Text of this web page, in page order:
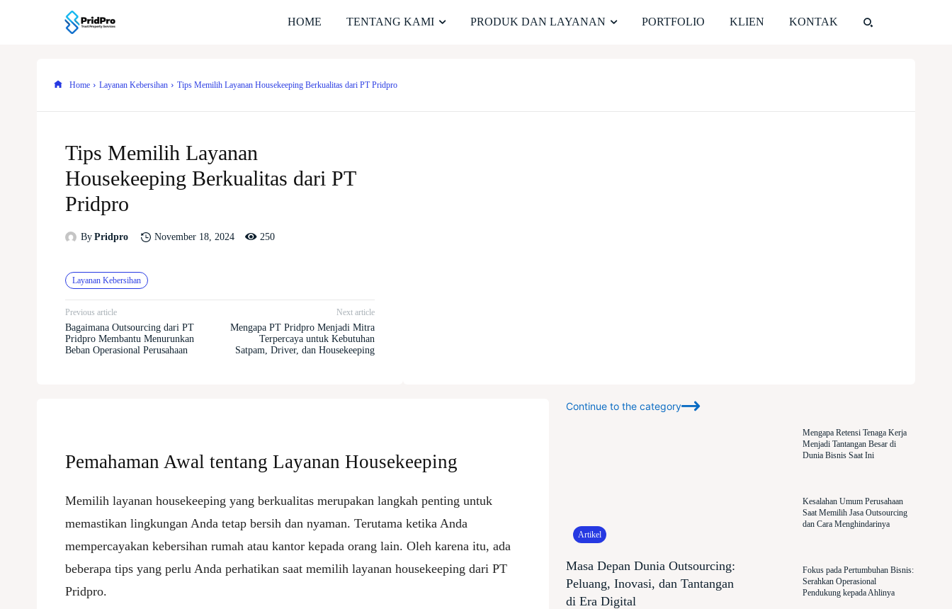
HOME TENTANG KAMI PRODUK DAN LAYANAN PORTFOLIO KLIEN KONTAK
Home Layanan Kebersihan Tips Memilih Layanan Housekeeping Berkualitas dari PT Pridpro
Tips Memilih Layanan
Housekeeping Berkualitas dari PT
Pridpro
By Pridpro November 18, 2024 250
Layanan Kebersihan
Previous article
Bagaimana Outsourcing dari PT
Pridpro Membantu Menurunkan
Beban Operasional Perusahaan
Next article
Mengapa PT Pridpro Menjadi Mitra
Terpercaya untuk Kebutuhan
Satpam, Driver, dan Housekeeping
Pemahaman Awal tentang Layanan Housekeeping
Memilih layanan housekeeping yang berkualitas merupakan langkah penting untuk
memastikan lingkungan Anda tetap bersih dan nyaman. Terutama ketika Anda
mempercayakan kebersihan rumah atau kantor kepada orang lain. Oleh karena itu, ada
beberapa tips yang perlu Anda perhatikan saat memilih layanan housekeeping dari PT
Pridpro.
Continue to the category
Artikel
Masa Depan Dunia Outsourcing:
Peluang, Inovasi, dan Tantangan
di Era Digital
Mengapa Retensi Tenaga Kerja
Menjadi Tantangan Besar di
Dunia Bisnis Saat Ini
Kesalahan Umum Perusahaan
Saat Memilih Jasa Outsourcing
dan Cara Menghindarinya
Fokus pada Pertumbuhan Bisnis:
Serahkan Operasional
Pendukung kepada Ahlinya